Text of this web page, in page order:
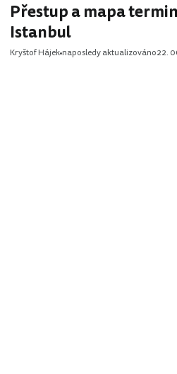
Přestup a mapa
Istanbul
Kryštof Hájek naposledy aktualizováno22.